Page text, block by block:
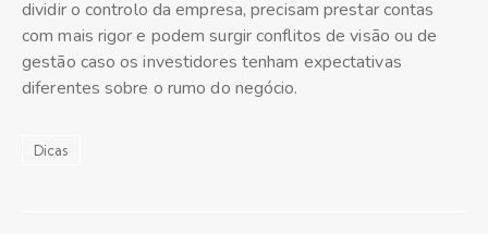
dividir o controlo da empresa, precisam prestar contas
com mais rigor e podem surgir conflitos de visão ou de
gestão caso os investidores tenham expectativas
diferentes sobre o rumo do negócio.
Dicas